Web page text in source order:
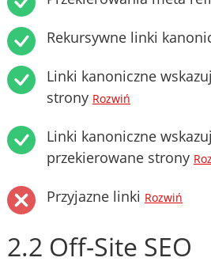
Rekursywne linki
Linki kanoniczne
strony Rozwiń
Linki kanoniczne
przekierowane strony
Przyjazne linki Rozwiń
2.2 Off-Site SEO